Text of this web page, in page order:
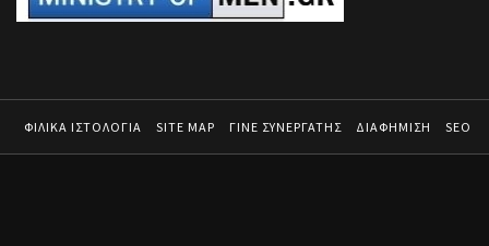
ΦΙΛΙΚΑ ΙΣΤΟΛΟΓΙΑ SITE MAP ΓΙΝΕ ΣΥΝΕΡΓΑΤΗΣ ΔΙΑΦΗΜΙΣΗ SEO